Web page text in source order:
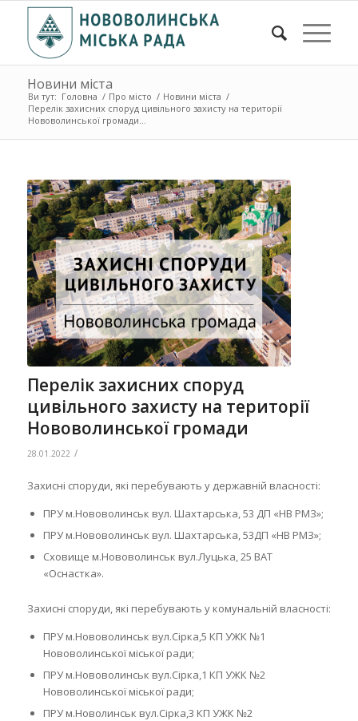
Новини міста
Ви тут: Головна / Про місто / Новини міста /
Перелік захисних споруд цивільного захисту на території
Нововолинської громади...
Перелік захисних споруд
цивільного захисту на території
Нововолинської громади
28.01.2022 /
Захисні споруди, які перебувають у державній власності:
ПРУ м.Нововолинськ вул. Шахтарська, 53 ДП «НВ РМЗ»;
ПРУ м.Нововолинськ вул. Шахтарська, 53ДП «НВ РМЗ»;
Сховище м.Нововолинськ вул.Луцька, 25 ВАТ
«Оснастка».
Захисні споруди, які перебувають у комунальній власності:
ПРУ м.Нововолинськ вул.Сірка,5 КП УЖК №1
Нововолинської міської ради;
ПРУ м.Нововолинськ вул.Сірка,1 КП УЖК №2
Нововолинської міської ради;
ПРУ м.Новолинськ вул.Сірка,3 КП УЖК №2